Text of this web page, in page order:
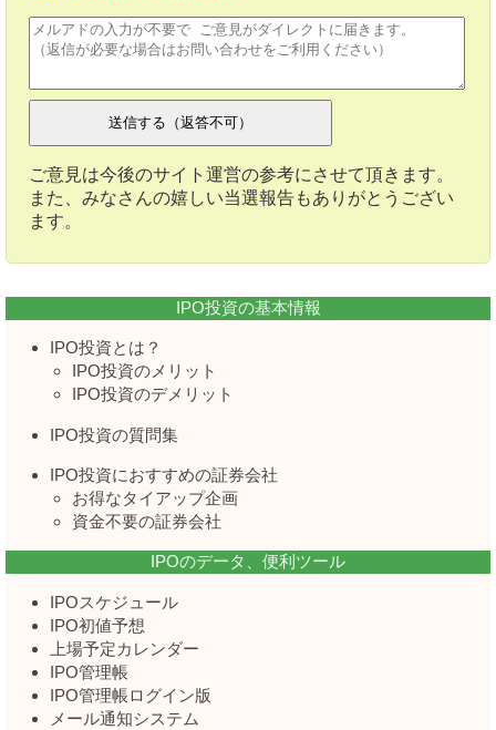
ご意見は今後のサイト運営の参考にさせて頂きます。
また、みなさんの嬉しい当選報告もありがとうござい
ます。
IPO投資の基本情報
IPO投資とは？
IPO投資のメリット
IPO投資のデメリット
IPO投資の質問集
IPO投資におすすめの証券会社
お得なタイアップ企画
資金不要の証券会社
IPOのデータ、便利ツール
IPOスケジュール
IPO初値予想
上場予定カレンダー
IPO管理帳
IPO管理帳ログイン版
メール通知システム